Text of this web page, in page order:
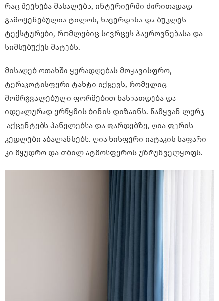
რაც შეეხება მასალებს, ინტერიერში ძირითადად
გამოყენებულია ტილოს, ხავერდისა და ბუკლეს
ტექსტურები, რომლებიც სივრცეს ჰაეროვნებასა და
სიმსუბუქეს მატებს.
მისაღებ ოთახში ყურადღებას მოყავისფრო,
ტერაკოტისფერი ტახტი იქცევს, რომელიც
მომრგვალებული ფორმებით ხასიათდება და
იდეალურად ერწყმის ბინის დიზაინს. წამყვან ლურჯ
აქცენტებს პანელებსა და ფარდებზე, ღია ფერის
კედლები აბალანსებს. ღია ხისფერი იატაკის საფარი
კი მყუდრო და თბილ ატმოსფეროს უზრუნველყოფს.